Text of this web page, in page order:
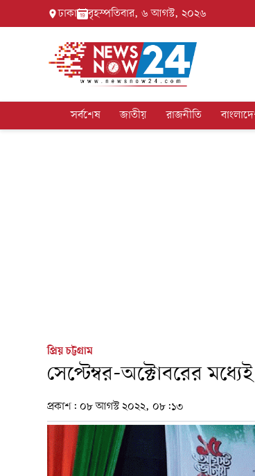
ঢাকা বৃহস্পতিবার, ৬ আগস্ট, ২০২৬
সর্বশেষ জাতীয় রাজনীতি
প্রিয় চট্টগ্রাম
সেপ্টেম্বর-অক্টোবরের
প্রকাশ: ০৮ আগস্ট ২০২২, ০৮:১৩